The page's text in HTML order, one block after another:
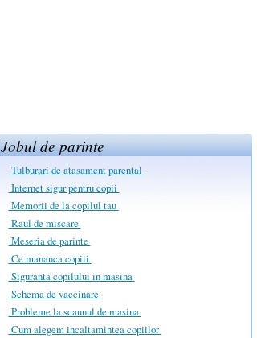
Jobul de parinte
Tulburari de atasament parental
Internet sigur pentru copii
Memorii de la copilul tau
Raul de miscare
Meseria de parinte
Ce mananca copiii
Siguranta copilului in masina
Schema de vaccinare
Probleme la scaunul de masina
Cum alegem incaltamintea copiilor